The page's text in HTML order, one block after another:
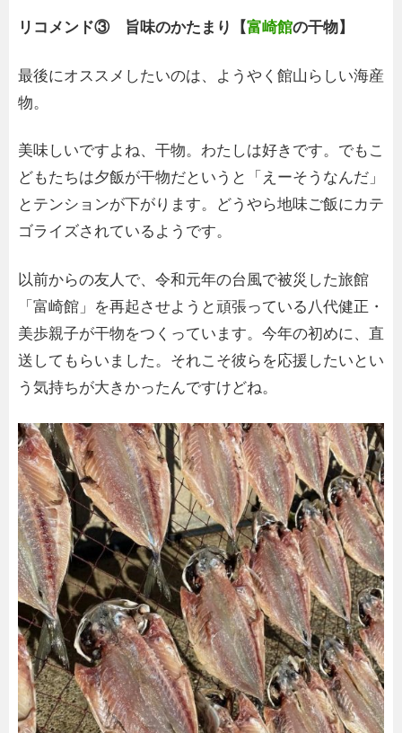
リコメンド③ 旨味のかたまり【富崎館の干物】
最後にオススメしたいのは、ようやく館山らしい海産
物。
美味しいですよね、干物。わたしは好きです。でもこ
どもたちは夕飯が干物だというと「えーそうなんだ」
とテンションが下がります。どうやら地味ご飯にカテ
ゴライズされているようです。
以前からの友人で、令和元年の台風で被災した旅館
「富崎館」を再起させようと頑張っている八代健正・
美歩親子が干物をつくっています。今年の初めに、直
送してもらいました。それこそ彼らを応援したいとい
う気持ちが大きかったんですけどね。